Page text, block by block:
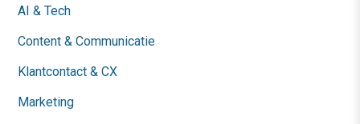
AI & Tech
Content & Communicatie
Klantcontact & CX
Marketing